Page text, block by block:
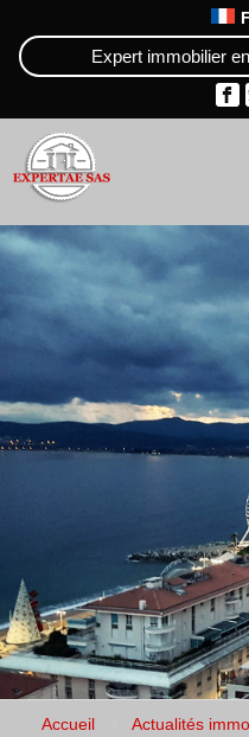
Expert immobilier
Accueil Actualités